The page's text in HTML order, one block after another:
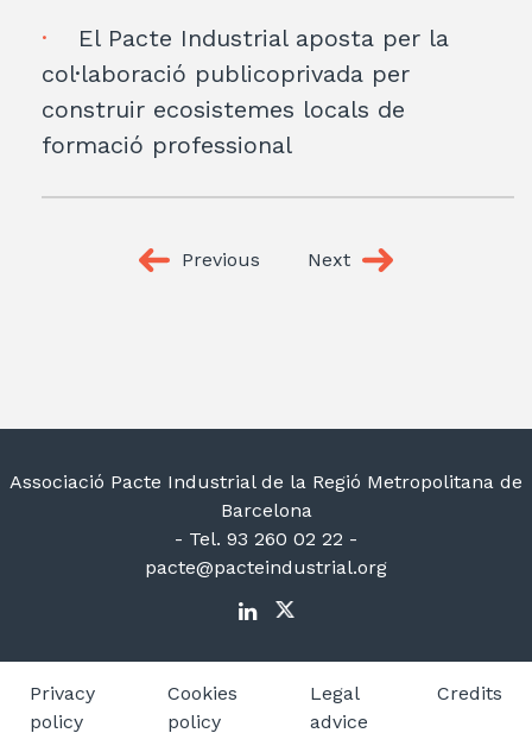
El Pacte Industrial aposta per la
col·laboració publicoprivada per
construir ecosistemes locals de
formació professional
Previous Next
Associació Pacte Industrial de la Regió Metropolitana de
Barcelona
- Tel. 93 260 02 22 -
pacte@pacteindustrial.org
Privacy
policy
Cookies
policy
Legal
advice
Credits